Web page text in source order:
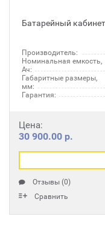
Батарейный
Производитель:
Номинальная емкость,
Ач:
Габаритные размеры,
мм:
Гарантия:
Цена:
30 900.00 р.
Отзывы (0)
Сравнить